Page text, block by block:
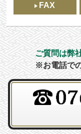
FAX
ご質問は弊
※お電話で